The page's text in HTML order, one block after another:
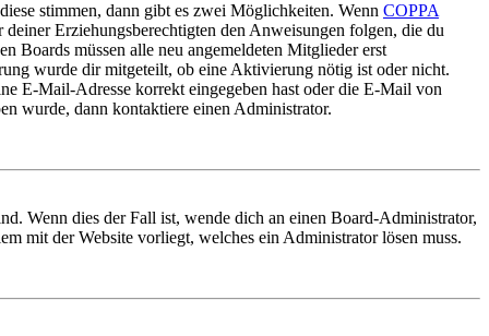
stimmen, dann gibt es zwei Möglichkeiten. Wenn COPPA
Erziehungsberechtigten den Anweisungen folgen, die du
Boards müssen alle neu angemeldeten Mitglieder erst
wurde dir mitgeteilt, ob eine Aktivierung nötig ist oder nicht.
E-Mail-Adresse korrekt eingegeben hast oder die E-Mail von
wurde, dann kontaktiere einen Administrator.
Wenn dies der Fall ist, wende dich an einen Board-Administrator,
mit der Website vorliegt, welches ein Administrator lösen muss.